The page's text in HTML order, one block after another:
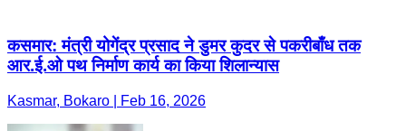
कसमार: मंत्री योगेंद्र प्रसाद ने डुमर कुदर से पकरीबाँध तक
आर.ई.ओ पथ निर्माण कार्य का किया शिलान्यास
Kasmar, Bokaro | Feb 16, 2026